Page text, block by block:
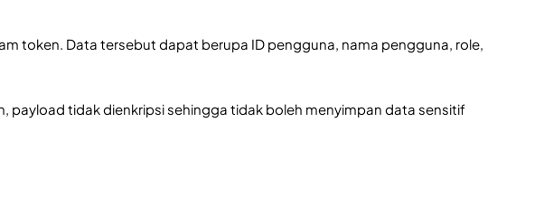
token. Data tersebut dapat berupa ID pengguna, nama pengguna, role,
payload tidak dienkripsi sehingga tidak boleh menyimpan data sensitif